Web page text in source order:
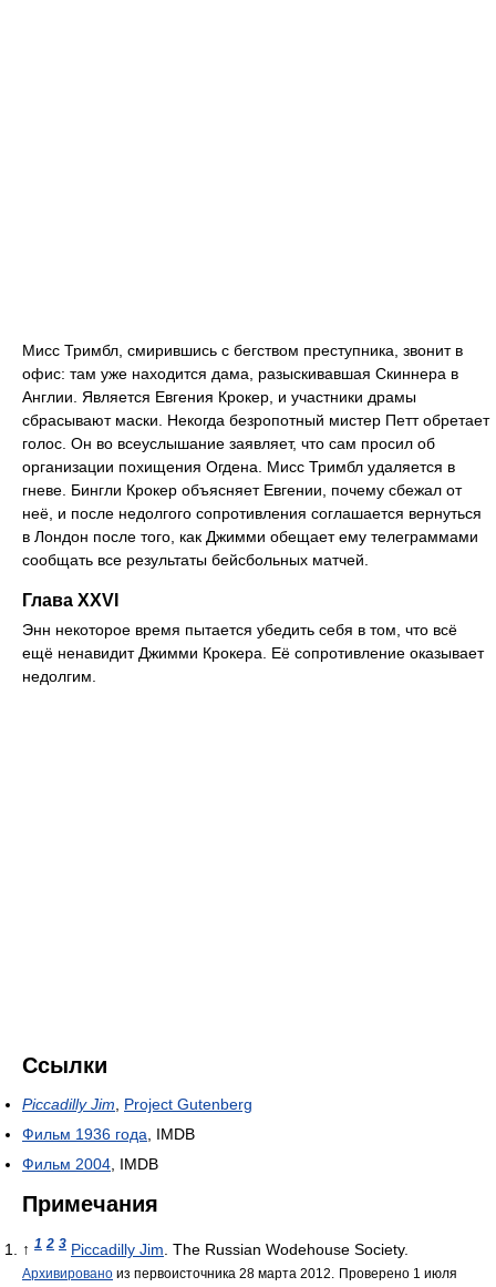
Мисс Тримбл, смирившись с бегством преступника, звонит в
офис: там уже находится дама, разыскивавшая Скиннера в
Англии. Является Евгения Крокер, и участники драмы
сбрасывают маски. Некогда безропотный мистер Петт обретает
голос. Он во всеуслышание заявляет, что сам просил об
организации похищения Огдена. Мисс Тримбл удаляется в
гневе. Бингли Крокер объясняет Евгении, почему сбежал от
неё, и после недолгого сопротивления соглашается вернуться
в Лондон после того, как Джимми обещает ему телеграммами
сообщать все результаты бейсбольных матчей.
Глава XXVI
Энн некоторое время пытается убедить себя в том, что всё
ещё ненавидит Джимми Крокера. Её сопротивление оказывает
недолгим.
Ссылки
Piccadilly Jim
Project Gutenberg
Фильм 1936 года , IMDB
Фильм 2004 , IMDB
Примечания
↑ 1 2 3 Piccadilly Jim . The Russian Wodehouse Society.
Архивировано из первоисточника 28 марта 2012.
Проверено 1 июля